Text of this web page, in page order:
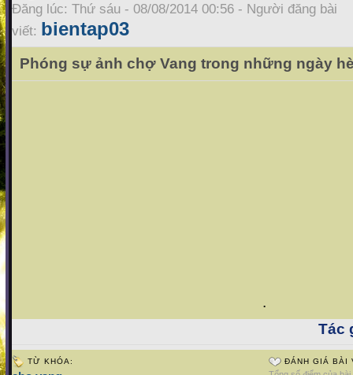
Đăng lúc: Thứ sáu - 08/08/2014 00:56 - Người đăng bài
viết: bientap03
Phóng sự ảnh chợ Vang trong những ngày
.
Tác
TỪ KHÓA: ĐÁNH GIÁ BÀI